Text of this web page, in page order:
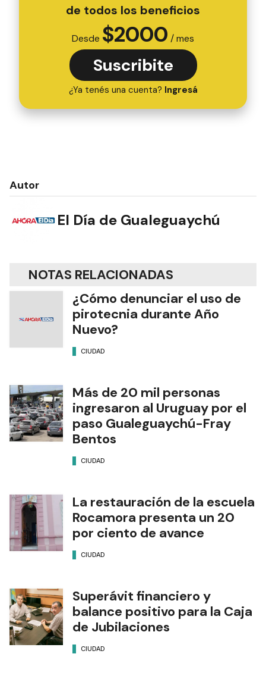
de todos los beneficios
Desde $2000 / mes
Suscribite
¿Ya tenés una cuenta? Ingresá
Autor
El Día de Gualeguaychú
NOTAS RELACIONADAS
¿Cómo denunciar el uso de
pirotecnia durante Año
Nuevo?
CIUDAD
Más de 20 mil personas
ingresaron al Uruguay por el
paso Gualeguaychú-Fray
Bentos
CIUDAD
La restauración de la escuela
Rocamora presenta un 20
por ciento de avance
CIUDAD
Superávit financiero y
balance positivo para la Caja
de Jubilaciones
CIUDAD